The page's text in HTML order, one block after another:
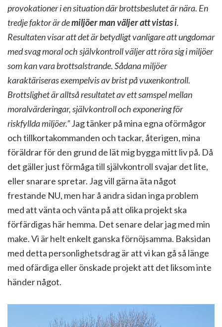
provokationer i en situation där brottsbeslutet är nära. En
tredje faktor är demiljöer man väljer att vistas i.
Resultaten visar att det är betydligt vanligare att ungdomar
med svag moral och självkontroll väljer att röra sig i miljöer
som kan vara brottsalstrande. Sådana miljöer
karaktäriseras exempelvis av brist på vuxenkontroll.
Brottslighet är alltså resultatet av ett samspel mellan
moralvärderingar, självkontroll och exponering för
riskfyllda miljöer.”Jag tänker på mina egna oförmågor
och tillkortakommanden och tackar, återigen, mina
föräldrar för den grund de lät mig bygga mitt liv på. Då
det gäller just förmåga till självkontroll svajar det lite,
eller snarare spretar. Jag vill gärna äta något
frestande NU, men har å andra sidan inga problem
med att vänta och vänta på att olika projekt ska
förfärdigas här hemma. Det senare delar jag med min
make. Vi är helt enkelt ganska förnöjsamma. Baksidan
med detta personlighetsdrag är att vi kan gå så länge
med ofärdiga eller önskade projekt att det liksom inte
händer något.